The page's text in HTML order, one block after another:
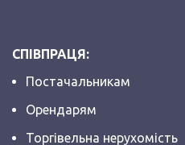
СПІВПРАЦЯ:
Постачальникам
Орендарям
Торгівельна нерухомість